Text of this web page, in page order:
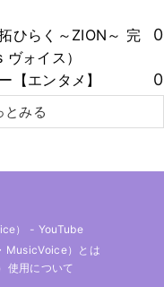
ひらく～ZION～ 完
ォイス）
0
【エンタメ】 0
とみる
） - YouTube
MusicVoice）とは
使用について